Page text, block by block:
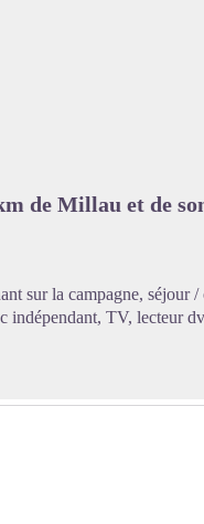
de Millau et de
sur la campagne, séjour /
TV, lecteur